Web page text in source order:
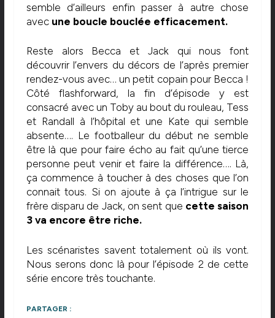
semble d’ailleurs enfin passer à autre chose
avec une boucle bouclée efficacement.
Reste alors Becca et Jack qui nous font
découvrir l’envers du décors de l’après premier
rendez-vous avec… un petit copain pour Becca !
Côté flashforward, la fin d’épisode y est
consacré avec un Toby au bout du rouleau, Tess
et Randall à l’hôpital et une Kate qui semble
absente…. Le footballeur du début ne semble
être là que pour faire écho au fait qu’une tierce
personne peut venir et faire la différence…. Là,
ça commence à toucher à des choses que l’on
connait tous. Si on ajoute à ça l’intrigue sur le
frère disparu de Jack, on sent que cette saison
3 va encore être riche.
Les scénaristes savent totalement où ils vont.
Nous serons donc là pour l’épisode 2 de cette
série encore très touchante.
PARTAGER :